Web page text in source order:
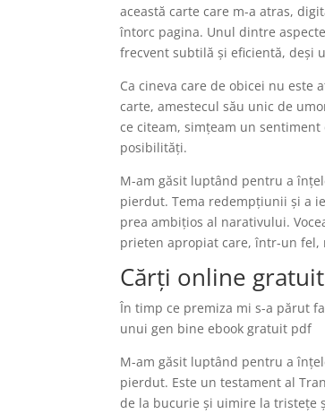
această carte care m-a atras,
întorc pagina. Unul dintre
frecvent subtilă și eficientă, deși
Ca cineva care de obicei nu este
carte, amestecul său unic de
ce citeam, simțeam un
posibilități.
M-am găsit luptând pentru a
pierdut. Tema redempțiunii și a
prea ambițios al narativului.
prieten apropiat care, într-un fel,
Cărți online
În timp ce premiza mi s-a părut
unui gen bine ebook gratuit pdf
M-am găsit luptând pentru a
pierdut. Este un testament al
de la bucurie și uimire la tristețe